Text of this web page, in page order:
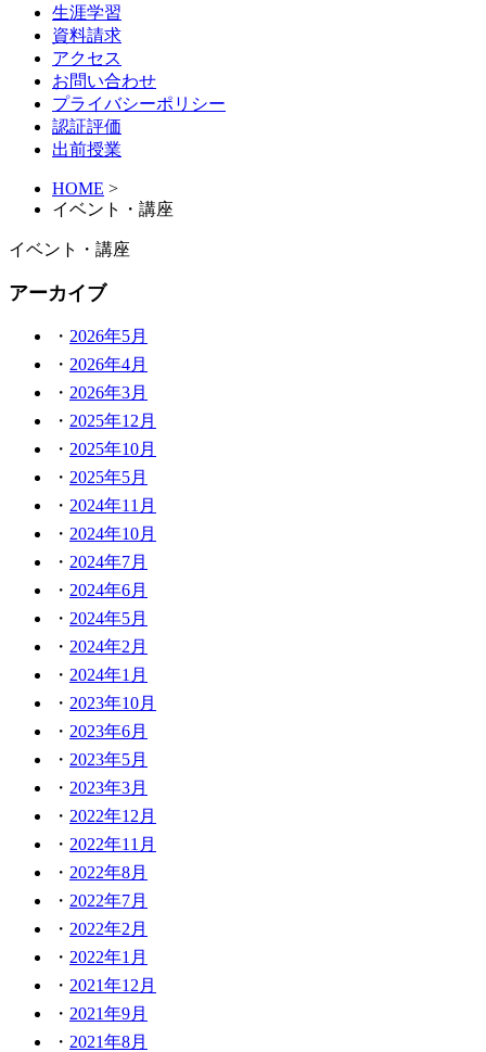
生涯学習
資料請求
アクセス
お問い合わせ
プライバシーポリシー
認証評価
出前授業
HOME >
イベント・講座
イベント・講座
アーカイブ
2026年5月
2026年4月
2026年3月
2025年12月
2025年10月
2025年5月
2024年11月
2024年10月
2024年7月
2024年6月
2024年5月
2024年2月
2024年1月
2023年10月
2023年6月
2023年5月
2023年3月
2022年12月
2022年11月
2022年8月
2022年7月
2022年2月
2022年1月
2021年12月
2021年9月
2021年8月